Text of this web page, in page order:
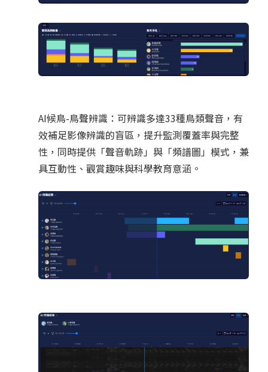
AI候鳥-鳥聲辨識：可辨識多達33種鳥類聲音，有
效補足影像辨識的盲區，提升監測覆蓋率與完整
性，同時提供「聲音軌跡」與「頻譜圖」模式，兼
具互動性、觀賞趣味與科學教育意涵。